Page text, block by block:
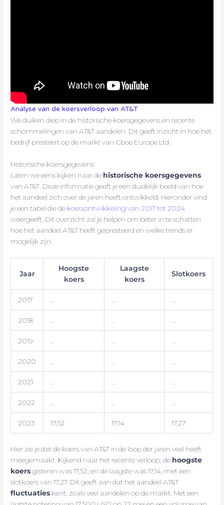
Analyse van de koersverloop van AT&T
We duiken diep in de historische koersgegevens en recente
schommelingen van AT&T aandelen. Dit geeft inzicht in hoe het
bedrijf presteert op de markt van Cboe Europe Ltd.
Historische koersgegevens
Laten we eens kijken naar de historische koersgegevens
van AT&T. Deze informatie geeft je een duidelijk beeld van hoe
het aandeel zich over de jaren heeft ontwikkeld. Hieronder vind
je een tabel die de koersontwikkeling van 2017 tot 2024
weergeeft. Dit overzicht zal je helpen om beter in te schatten
hoe het aandeel AT&T heeft gepresteerd en welke trends er
mogelijk zijn.
Jaar
Hoogste
koers
Laagste
koers
Slotkoers
2017
2018
2019
2020
2021
2022
2023 17,52 17,14 17,27
Hier zie je dat de koers van AT&T in de loop der jaren veel heeft
meegemaakt. Kijkend naar het recente verloop, de hoogste
koersgisteren was 17,52, en de laagste was 17,14, met een
slotkoers van 17,27. Dit geeft aan dat het aandeel AT&T
fluctuaties kent, zoals veel aandelen op de markt. Met een